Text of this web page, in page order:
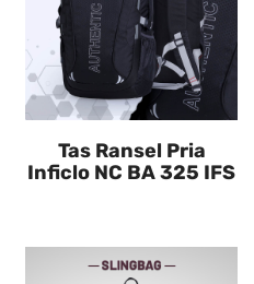
Tas Ransel Pria
Inficlo NC BA 325 IFS